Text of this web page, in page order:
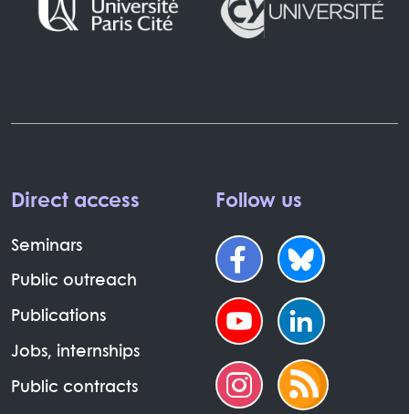
Direct access
Seminars
Public outreach
Publications
Jobs, internships
Public contracts
Follow us